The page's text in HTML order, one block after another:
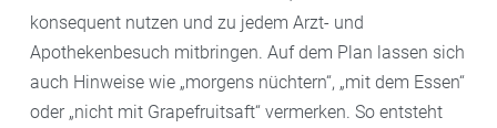
konsequent nutzen und zu jedem Arzt- und
Apothekenbesuch mitbringen. Auf dem Plan lassen sich
auch Hinweise wie „morgens nüchtern“, „mit dem Essen“
oder „nicht mit Grapefruitsaft“ vermerken. So entsteht